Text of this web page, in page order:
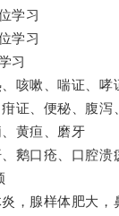
学习
学习
习
咳嗽、喘证、哮
证、便秘、腹泻
黄疸、磨牙
鹅口疮、口腔溃
，腺样体肥大，